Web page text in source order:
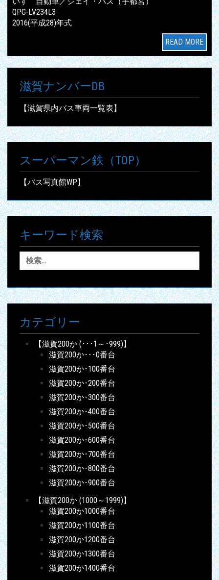
QPG-LV234L3
2016(平成28)年式
READ MORE
滋賀ナンバーDB
【滋賀県内バス車両一覧表】
スーパーマン鉄（TOP）
【バス写真館WP】
キーワード検索
検
索:
カテゴリー
【滋賀200か (･･･1～･999)】
滋賀200か･･･0番台
滋賀200か･100番台
滋賀200か･200番台
滋賀200か･300番台
滋賀200か･400番台
滋賀200か･500番台
滋賀200か･600番台
滋賀200か･700番台
滋賀200か･800番台
滋賀200か･900番台
【滋賀200か (1000～1999)】
滋賀200か1000番台
滋賀200か1100番台
滋賀200か1200番台
滋賀200か1300番台
滋賀200か1400番台